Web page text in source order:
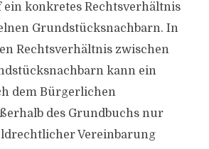
ein konkretes Rechtsverhältnis
Grundstücksnachbarn. In
Rechtsverhältnis zwischen
kann ein
dem Bürgerlichen
des Grundbuchs nur
Vereinbarung